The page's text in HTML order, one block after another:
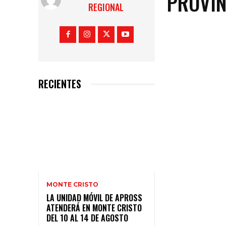
REGIONAL
RECIENTES
MONTE CRISTO
LA UNIDAD MÓVIL DE APROSS
ATENDERÁ EN MONTE CRISTO
DEL 10 AL 14 DE AGOSTO